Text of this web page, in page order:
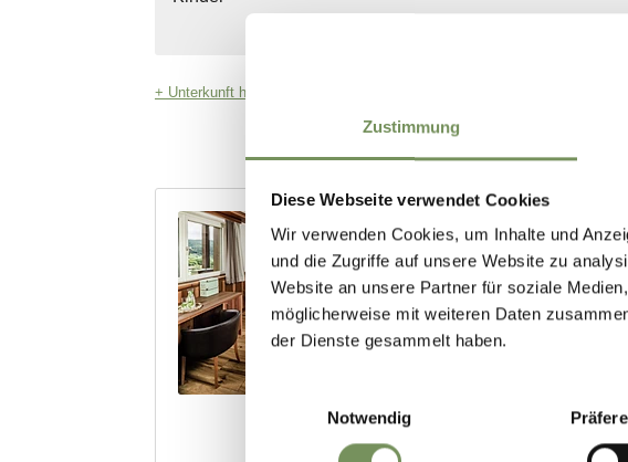
Zustimmung
Diese Webseite verwendet Cookies
Wir verwenden Cookies, um Inhalte und
und die Zugriffe auf unsere Website zu
Website an unsere Partner für soziale
möglicherweise mit weiteren Daten
der Dienste gesammelt haben.
Einwilligungsauswahl
Notwendig